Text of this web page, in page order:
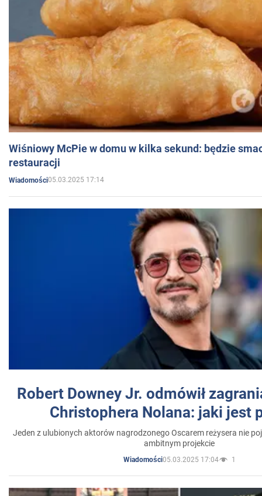
Wiśniowy McPie w domu w kilka sekund: będzie
restauracji
Wiadomości05.03.2025 17:14
Robert Downey Jr. odmówił
Christophera Nolana: jaki jest
Jeden z ulubionych aktorów nagrodzonego Oscarem reżysera nie
ambitnym projekcie
Wiadomości05.03.2025 17:04 1